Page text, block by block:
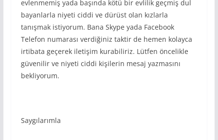
evlenmemiş yada başında kötü bir evlilik geçmiş dul
bayanlarla niyeti ciddi ve dürüst olan kızlarla
tanışmak istiyorum. Bana Skype yada Facebook
Telefon numarası verdiğiniz taktir de hemen kolayca
irtibata geçerek iletişim kurabiliriz. Lütfen öncelikle
güvenilir ve niyeti ciddi kişilerin mesaj yazmasını
bekliyorum.
Saygılarımla